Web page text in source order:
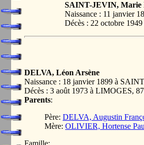
SAINT-JEVIN, Marie
Naissance : 11 janvier
Décès : 22 octobre
DELVA, Léon Arsène
Naissance : 18 janvier 1899 à
Décès : 3 août 1973 à LIMOGES,
Parents:
Père: DELVA, Augustin
Mère: OLIVIER, Hortense
Famille: